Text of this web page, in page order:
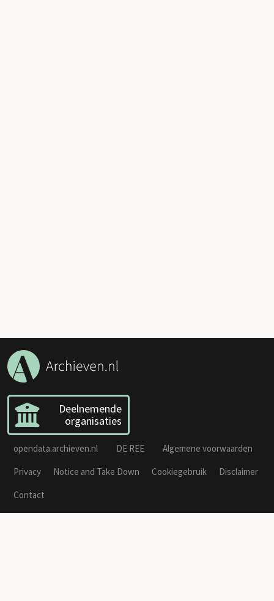
Deelnemende
organisaties
opendata.archieven.nl DE REE
Algemene voorwaarden
Privacy
Notice and Take Down Cookiegebruik
Disclaimer
Contact